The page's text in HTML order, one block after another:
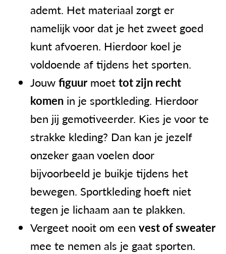
ademt. Het materiaal zorgt er
namelijk voor dat je het zweet goed
kunt afvoeren. Hierdoor koel je
voldoende af tijdens het sporten.
Jouwfiguur moettot zijn recht
komen in je sportkleding. Hierdoor
ben jij gemotiveerder. Kies je voor te
strakke kleding? Dan kan je jezelf
onzeker gaan voelen door
bijvoorbeeld je buikje tijdens het
bewegen. Sportkleding hoeft niet
tegen je lichaam aan te plakken.
Vergeet nooit om een vest of sweater
mee te nemen als je gaat sporten.